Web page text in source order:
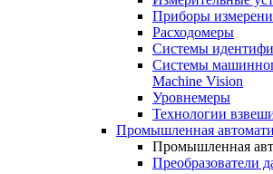
Приборы
Расходомеры
Системы
Системы
Machine Vision
Уровнемеры
Технологии
Промышленная
Промышленная
Преобразователи